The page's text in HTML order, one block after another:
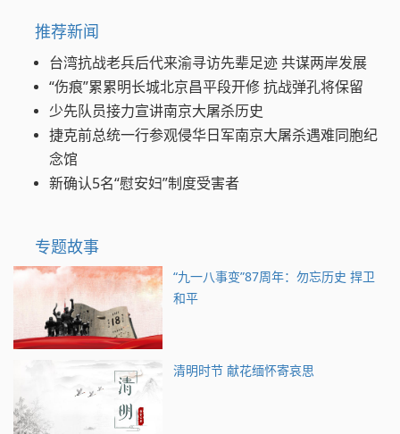
推荐新闻
台湾抗战老兵后代来渝寻访先辈足迹 共谋两岸发展
“伤痕”累累明长城北京昌平段开修 抗战弹孔将保留
少先队员接力宣讲南京大屠杀历史
捷克前总统一行参观侵华日军南京大屠杀遇难同胞纪
念馆
新确认5名“慰安妇”制度受害者
专题故事
“九一八事变”87周年：勿忘历史 捍卫
和平
清明时节 献花缅怀寄哀思